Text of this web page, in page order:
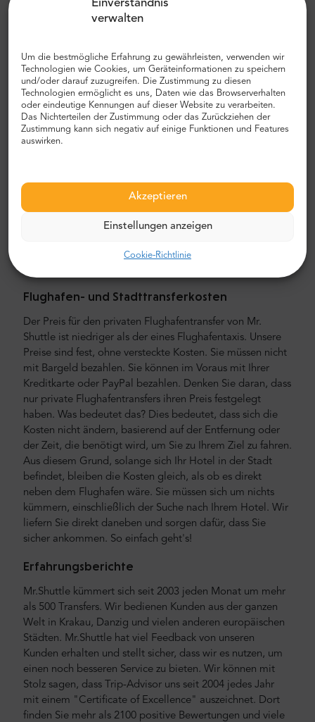
Einverständnis
verwalten
Um die bestmögliche Erfahrung zu gewährleisten, verwenden wir
Technologien wie Cookies, um Geräteinformationen zu speichern
und/oder darauf zuzugreifen. Die Zustimmung zu diesen
Technologien ermöglicht es uns, Daten wie das Browserverhalten
oder eindeutige Kennungen auf dieser Website zu verarbeiten.
Das Nichterteilen der Zustimmung oder das Zurückziehen der
Zustimmung kann sich negativ auf einige Funktionen und Features
auswirken.
Akzeptieren
Einstellungen anzeigen
Cookie-Richtlinie
einen privaten Flughafentransfer mit MrShuttle zu wählen.
Tür. Auf diese Weise sparen Sie viel Zeit, da Sie den
unangenehmen Prozess überspringen können, Ihre Route
herauszufinden, durch die Stadt zu navigieren und Ihren
Weg zu finden.
Flughafen- und Stadttransfer
mit Mr.Shuttle, einer Auswahl von Trip-Advisor-Benutzern
modernen, komfortablen klimatisierten Mercedes-Benz
erfahrenen erfahrenen Fahrern, die fließend Englisch
Flughafen- und Stadttransferkosten
Der Preis für den privaten Flughafentransfer von Mr.
Shuttle ist niedriger als der eines Flughafentaxis. Unsere
Preise sind fest, ohne versteckte Kosten. Sie müssen nicht
mit Bargeld bezahlen. Sie können im Voraus mit Ihrer
Kreditkarte oder PayPal bezahlen. Denken Sie daran, dass
nur private Flughafentransfers ihren Preis festgelegt
haben. Was bedeutet das? Dies bedeutet, dass sich die
Kosten nicht ändern, basierend auf der Entfernung oder
der Zeit, die benötigt wird, um Sie zu Ihrem Ziel zu fahren.
Aus diesem Grund, solange sich Ihr Hotel in der Stadt
befindet, bleiben die Kosten gleich, als ob es direkt
neben dem Flughafen wäre. Sie müssen sich um nichts
kümmern, einschließlich der Suche nach Ihrem Hotel. Wir
liefern Sie direkt daneben und sorgen dafür, dass Sie
sicher ankommen. So einfach geht's!
Erfahrungsberichte
Mr.Shuttle kümmert sich seit 2003 jeden Monat um mehr
als 500 Transfers. Wir bedienen Kunden aus der ganzen
Welt in Krakau, Danzig und vielen anderen europäischen
Städten. Mr.Shuttle hat viel Feedback von unseren
Kunden erhalten und stellt sicher, dass wir es nutzen, um
einen noch besseren Service zu bieten. Wir können mit
Stolz sagen, dass Trip-Advisor uns seit 2004 jedes Jahr
mit einem "Certificate of Excellence" auszeichnet. Dort
finden Sie mehr als 2100 positive Bewertungen und viele